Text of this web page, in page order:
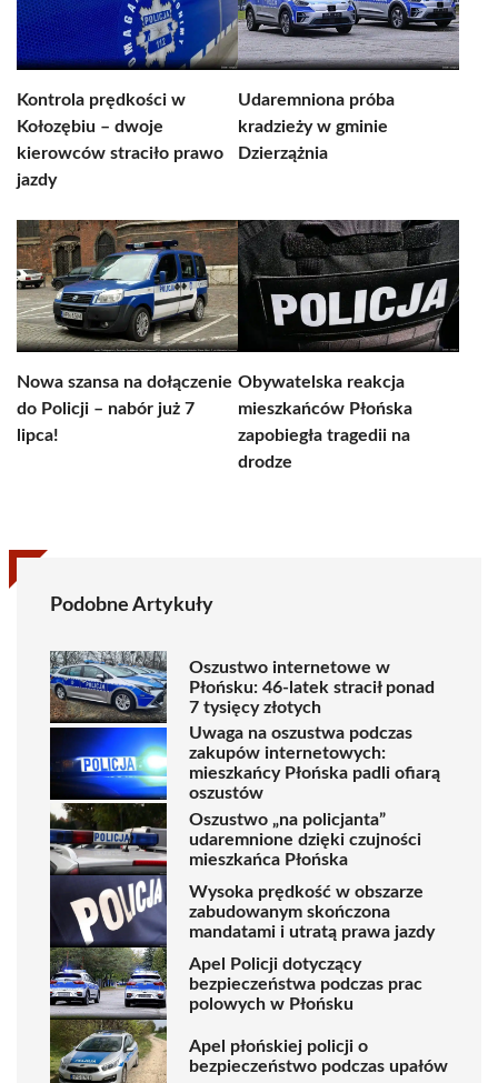
Kontrola prędkości w
Kołozębiu – dwoje
kierowców straciło prawo
jazdy
Udaremniona próba
kradzieży w gminie
Dzierzążnia
Nowa szansa na dołączenie
do Policji – nabór już 7
lipca!
Obywatelska reakcja
mieszkańców Płońska
zapobiegła tragedii na
drodze
Podobne Artykuły
Oszustwo internetowe w
Płońsku: 46-latek stracił ponad
7 tysięcy złotych
Uwaga na oszustwa podczas
zakupów internetowych:
mieszkańcy Płońska padli ofiarą
oszustów
Oszustwo „na policjanta”
udaremnione dzięki czujności
mieszkańca Płońska
Wysoka prędkość w obszarze
zabudowanym skończona
mandatami i utratą prawa jazdy
Apel Policji dotyczący
bezpieczeństwa podczas prac
polowych w Płońsku
Apel płońskiej policji o
bezpieczeństwo podczas upałów